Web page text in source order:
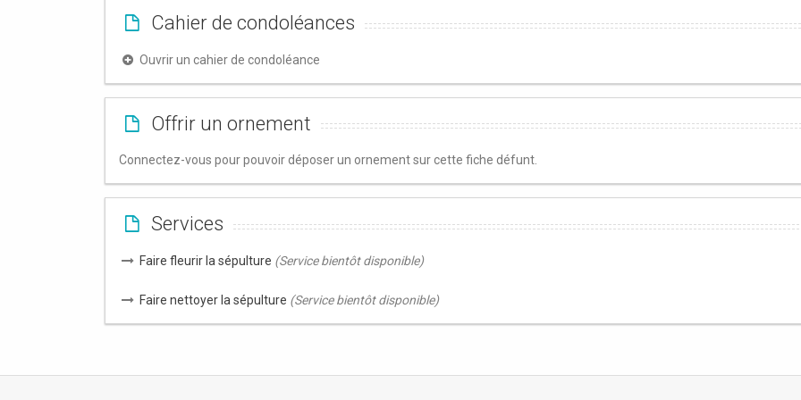
Cahier de condoléances
Ouvrir un cahier de condoléance
Offrir un ornement
Connectez-vous pour pouvoir déposer un ornement sur cette fiche défunt.
Services
Faire fleurir la sépulture (Service bientôt disponible)
Faire nettoyer la sépulture (Service bientôt disponible)